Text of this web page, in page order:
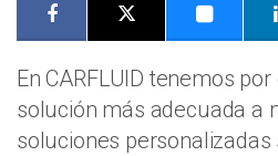
En CARFLUID tenemos
solución más adecuada a
soluciones personalizadas